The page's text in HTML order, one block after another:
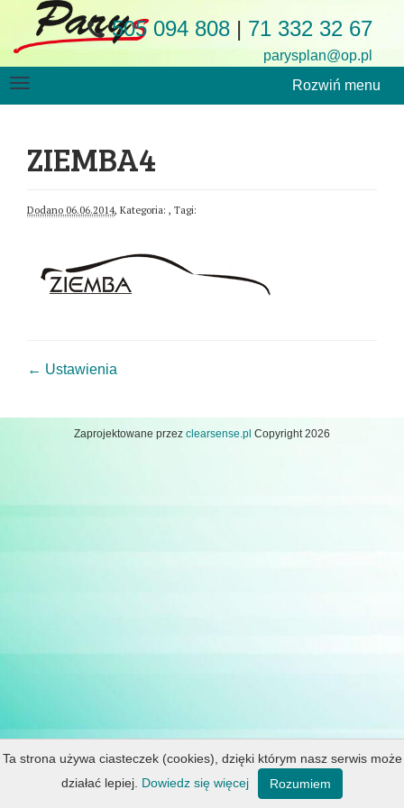
505 094 808 | 71 332 32 67
parysplan@op.pl
Rozwiń menu
ZIEMBA4
Dodano 06.06.2014, Kategoria: , Tagi:
← Ustawienia
Zaprojektowane przez clearsense.pl Copyright 2026
Ta strona używa ciasteczek (cookies), dzięki którym nasz serwis może
działać lepiej. Dowiedz się więcej Rozumiem